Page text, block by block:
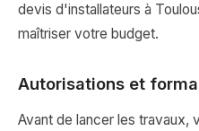
devis d'installateurs à
maîtriser votre budget.
Autorisations et
Avant de lancer les travaux,